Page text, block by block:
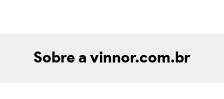
Sobre a vinnor.com.br